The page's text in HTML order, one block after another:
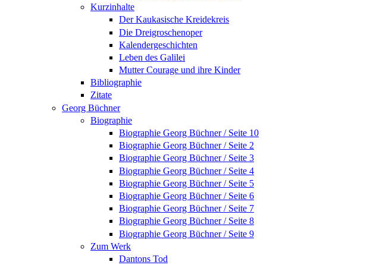
Kurzinhalte
Der Kaukasische Kreidekreis
Die Dreigroschenoper
Kalendergeschichten
Leben des Galilei
Mutter Courage und ihre Kinder
Bibliographie
Zitate
Georg Büchner
Biographie
Biographie Georg Büchner / Seite 10
Biographie Georg Büchner / Seite 2
Biographie Georg Büchner / Seite 3
Biographie Georg Büchner / Seite 4
Biographie Georg Büchner / Seite 5
Biographie Georg Büchner / Seite 6
Biographie Georg Büchner / Seite 7
Biographie Georg Büchner / Seite 8
Biographie Georg Büchner / Seite 9
Zum Werk
Dantons Tod